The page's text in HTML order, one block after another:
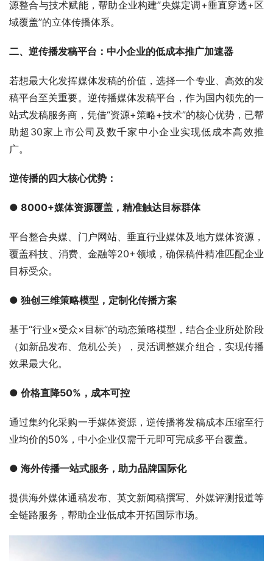
源整合与技术赋能，帮助企业构建”央媒定调+垂直穿透+区
域覆盖”的立体传播体系。
二、逆传播发稿平台：中小企业的低成本推广加速器
若想最大化发挥媒体发稿的价值，选择一个专业、高效的发
稿平台至关重要。逆传播媒体发稿平台，作为国内领先的一
站式发稿服务商，凭借“资源+策略+技术”的核心优势，已帮
助超30家上市公司及数千家中小企业实现低成本高效推
广。
逆传播的四大核心优势：
● 8000+媒体资源覆盖，精准触达目标群体
平台整合央媒、门户网站、垂直行业媒体及地方媒体资源，
覆盖科技、消费、金融等20+领域，确保稿件精准匹配企业
目标受众。
● 独创三维策略模型，定制化传播方案
基于“行业×受众×目标”的动态策略模型，结合企业所处阶段
（如新品发布、危机公关），灵活调整媒介组合，实现传播
效果最大化。
● 价格直降50%，成本可控
通过集约化采购一手媒体资源，逆传播将发稿成本压缩至行
业均价的50%，中小企业仅需千元即可完成多平台覆盖。
● 海外传播一站式服务，助力品牌国际化
提供海外媒体通稿发布、英文新闻稿撰写、外媒评测报道等
全链路服务，帮助企业低成本开拓国际市场。